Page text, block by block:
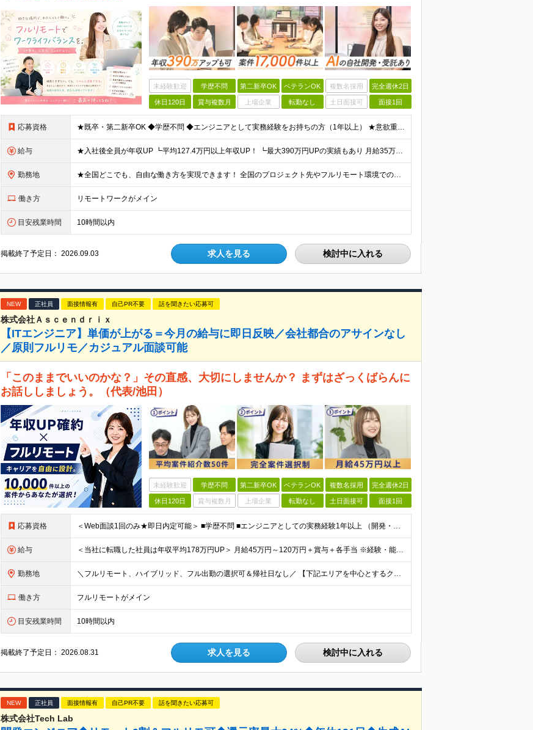
未経験歓迎 学歴不問 第二新卒OK ベテランOK 複数名採用 完全週休2日
休日120日 賞与複数月 上場企業 転勤なし 土日面接可 面接1回
応募資格 ★既卒・第二新卒OK ◆学歴不問 ◆エンジニアとして実務経験をお持ちの方（1年以上） ★意欲重視の採用です！ 「経歴に自信がない」という方も、"今後挑戦したいこと""スキルアップしたいこと"について
給与 ★入社後全員が年収UP ┗平均127.4万円以上年収UP！ ┗最大390万円UPの実績もあり 月給35万円～100万円＋決算賞与＋各種手当 【 給与イメージ 】 ■経験1年以上…月給35万円～＋決
勤務地 ★全国どこでも、自由な働き方を実現できます！ 全国のプロジェクト先やフルリモート環境での勤務も可能です。 ＼自由度の高い働き方、叶えます／ □フルリモートで働きたい □ハイブリットに働きたい □家庭
働き方 リモートワークがメイン
目安残業時間 10時間以内
掲載終了予定日：2026.09.03 求人を見る 検討中に入れる
NEW 正社員 面接情報有 自己PR不要 話を聞きたい応募可
株式会社Ａｓｃｅｎｄｒｉｘ
【ITエンジニア】単価が上がる＝今月の給与に即日反映／会社都合のアサインなし
／原則フルリモ／カジュアル面談可能
「このままでいいのかな？」その直感、大切にしませんか？ まずはざっくばらんに
お話ししましょう。（代表/池田）
未経験歓迎 学歴不問 第二新卒OK ベテランOK 複数名採用 完全週休2日
休日120日 賞与複数月 上場企業 転勤なし 土日面接可 面接1回
応募資格 ＜Web面談1回のみ★即日内定可能＞ ■学歴不問 ■エンジニアとしての実務経験1年以上 （開発・インフラ・技術・工程など不問）
給与 ＜当社に転職した社員は年収平均178万円UP＞ 月給45万円～120万円＋賞与＋各手当 ※経験・能力などを考慮の上、決定します ※案件の契約内容（月単金など）や昇給、賞与額はすべてシステム上で開示し
勤務地 ＼フルリモート、ハイブリッド、フル出勤の選択可＆帰社日なし／ 【下記エリアを中心とするクライアント先または自宅にて勤務】 ■首都圏：東京・埼玉・千葉・神奈川 ■関西：大阪・兵庫・京都・滋賀・奈良・和
働き方 フルリモートがメイン
目安残業時間 10時間以内
掲載終了予定日：2026.08.31 求人を見る 検討中に入れる
NEW 正社員 面接情報有 自己PR不要 話を聞きたい応募可
株式会社Tech Lab